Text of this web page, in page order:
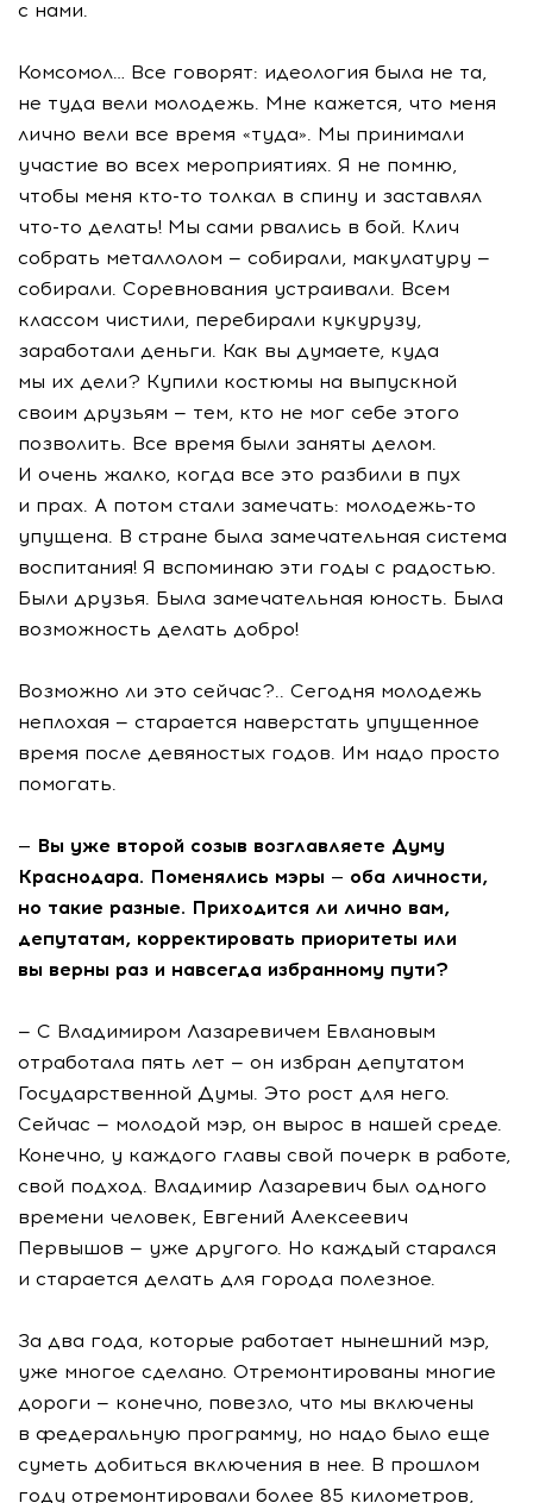
с нами.
Комсомол… Все говорят: идеология была не та,
не туда вели молодежь. Мне кажется, что меня
лично вели все время «туда». Мы принимали
участие во всех мероприятиях. Я не помню,
чтобы меня кто-то толкал в спину и заставлял
что-то делать! Мы сами рвались в бой. Клич
собрать металлолом — собирали, макулатуру —
собирали. Соревнования устраивали. Всем
классом чистили, перебирали кукурузу,
заработали деньги. Как вы думаете, куда
мы их дели? Купили костюмы на выпускной
своим друзьям — тем, кто не мог себе этого
позволить. Все время были заняты делом.
И очень жалко, когда все это разбили в пух
и прах. А потом стали замечать: молодежь-то
упущена. В стране была замечательная система
воспитания! Я вспоминаю эти годы с радостью.
Были друзья. Была замечательная юность. Была
возможность делать добро!
Возможно ли это сейчас?.. Сегодня молодежь
неплохая — старается наверстать упущенное
время после девяностых годов. Им надо просто
помогать.
— Вы уже второй созыв возглавляете Думу
Краснодара. Поменялись мэры — оба личности,
но такие разные. Приходится ли лично вам,
депутатам, корректировать приоритеты или
вы верны раз и навсегда избранному пути?
— С Владимиром Лазаревичем Евлановым
отработала пять лет — он избран депутатом
Государственной Думы. Это рост для него.
Сейчас — молодой мэр, он вырос в нашей среде.
Конечно, у каждого главы свой почерк в работе,
свой подход. Владимир Лазаревич был одного
времени человек, Евгений Алексеевич
Первышов — уже другого. Но каждый старался
и старается делать для города полезное.
За два года, которые работает нынешний мэр,
уже многое сделано. Отремонтированы многие
дороги — конечно, повезло, что мы включены
в федеральную программу, но надо было еще
суметь добиться включения в нее. В прошлом
году отремонтировали более 85 километров,